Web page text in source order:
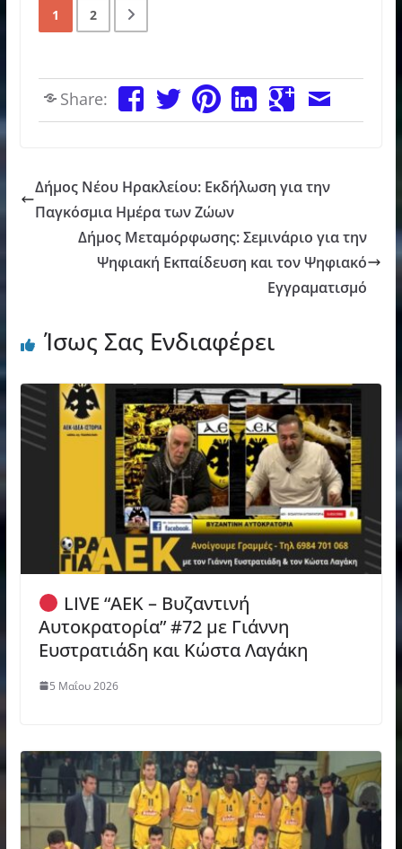
1 2
Share:
Δήμος Νέου Ηρακλείου: Εκδήλωση για την
Παγκόσμια Ημέρα των Ζώων
Δήμος Μεταμόρφωσης: Σεμινάριο για την
Ψηφιακή Εκπαίδευση και τον Ψηφιακό
Εγγραματισμό
Ίσως Σας Ενδιαφέρει
LIVE “ΑΕΚ – Βυζαντινή
Αυτοκρατορία” #72 με Γιάννη
Ευστρατιάδη και Κώστα Λαγάκη
5 Μαΐου 2026